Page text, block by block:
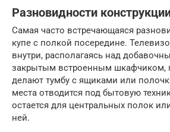
Разновидности
Самая часто встречающаяся
купе с полкой посередине.
внутри, располагаясь над
закрытым встроенным шкафчиком,
делают тумбу с ящиками или
места отводится под бытовую
остается для центральных полок
ней.